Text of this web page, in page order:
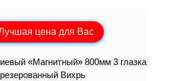
цена для Вас
«Магнитный» 800мм 3 глазка
Вихрь